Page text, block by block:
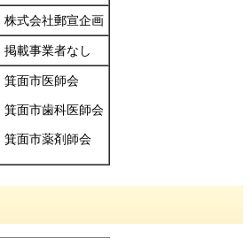
株式会社郵宣企画
掲載事業者なし
箕面市医師会
箕面市歯科医師会
箕面市薬剤師会